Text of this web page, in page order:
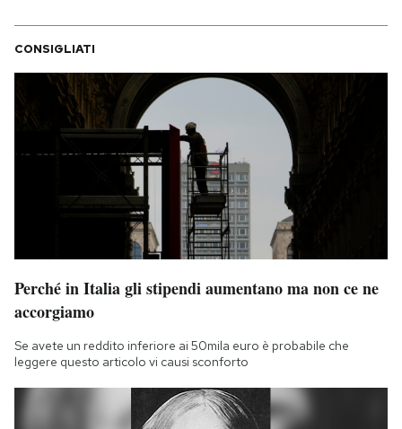
SHOP
CALENDARIO
AREA PERSONALE
Area Personale
Regala il Post
Hai bisogno di aiuto?
Esci
CONSIGLIATI
Perché in Italia gli stipendi aumentano ma non ce ne
accorgiamo
Se avete un reddito inferiore ai 50mila euro è probabile che
leggere questo articolo vi causi sconforto